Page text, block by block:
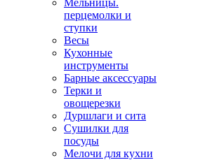
Мельницы.
перцемолки и
ступки
Весы
Кухонные
инструменты
Барные аксессуары
Терки и
овощерезки
Дуршлаги и сита
Сушилки для
посуды
Мелочи для кухни